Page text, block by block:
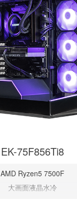
EK-75F856Ti8
AMD Ryzen5 7500F
大画面液晶水冷